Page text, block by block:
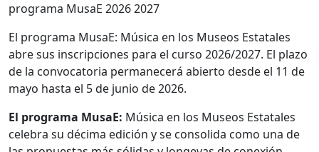
El programa MusaE: Música en los Museos Estatales
abre sus inscripciones para el curso 2026/2027. El plazo
de la convocatoria permanecerá abierto desde el 11 de
mayo hasta el 5 de junio de 2026.
El programa MusaE: Música en los Museos Estatales
celebra su décima edición y se consolida como una de